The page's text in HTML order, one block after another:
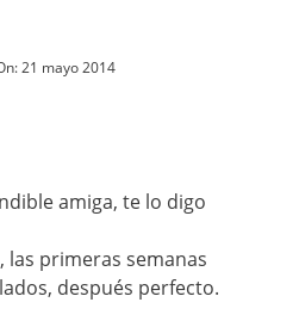
21 mayo 2014
amiga, te lo digo
primeras semanas
después perfecto.